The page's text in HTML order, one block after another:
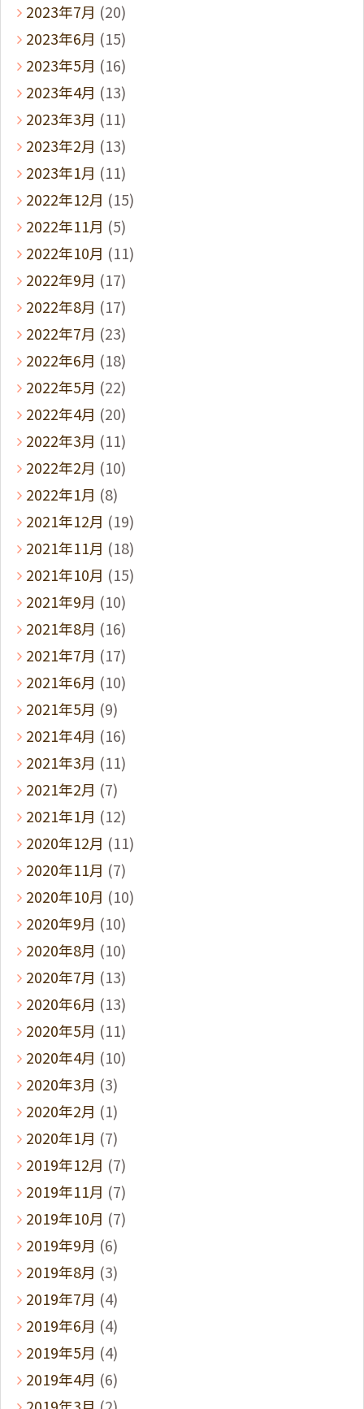
2023年7月 (20)
2023年6月 (15)
2023年5月 (16)
2023年4月 (13)
2023年3月 (11)
2023年2月 (13)
2023年1月 (11)
2022年12月 (15)
2022年11月 (5)
2022年10月 (11)
2022年9月 (17)
2022年8月 (17)
2022年7月 (23)
2022年6月 (18)
2022年5月 (22)
2022年4月 (20)
2022年3月 (11)
2022年2月 (10)
2022年1月 (8)
2021年12月 (19)
2021年11月 (18)
2021年10月 (15)
2021年9月 (10)
2021年8月 (16)
2021年7月 (17)
2021年6月 (10)
2021年5月 (9)
2021年4月 (16)
2021年3月 (11)
2021年2月 (7)
2021年1月 (12)
2020年12月 (11)
2020年11月 (7)
2020年10月 (10)
2020年9月 (10)
2020年8月 (10)
2020年7月 (13)
2020年6月 (13)
2020年5月 (11)
2020年4月 (10)
2020年3月 (3)
2020年2月 (1)
2020年1月 (7)
2019年12月 (7)
2019年11月 (7)
2019年10月 (7)
2019年9月 (6)
2019年8月 (3)
2019年7月 (4)
2019年6月 (4)
2019年5月 (4)
2019年4月 (6)